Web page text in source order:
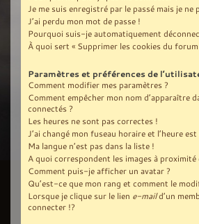
Je me suis enregistré par le passé mais je ne
J’ai perdu mon mot de passe !
Pourquoi suis-je automatiquement
À quoi sert « Supprimer les cookies du forum
Paramètres et préférences de
Comment modifier mes paramètres ?
Comment empêcher mon nom d’apparaître
connectés ?
Les heures ne sont pas correctes !
J’ai changé mon fuseau horaire et l’heure
Ma langue n’est pas dans la liste !
A quoi correspondent les images à proximité
Comment puis-je afficher un avatar ?
Qu’est-ce que mon rang et comment le
Lorsque je clique sur le lien e-maild’un
connecter !?